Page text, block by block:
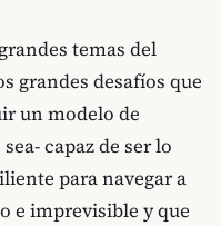
temas del
grandes desafíos que
un modelo de
capaz de ser lo
para navegar a
e imprevisible y que